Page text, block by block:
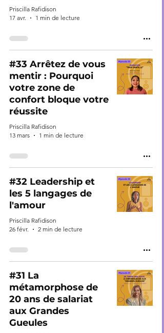
Priscilla Rafidison
17 avr.
1 min de lecture
#33 Arrêtez de vous
mentir : Pourquoi
votre zone de
confort bloque votre
réussite
Priscilla Rafidison
13 mars
1 min de lecture
#32 Leadership et
les 5 langages de
l'amour
Priscilla Rafidison
26 févr.
2 min de lecture
#31 La
métamorphose de
20 ans de salariat
aux Grandes
Gueules